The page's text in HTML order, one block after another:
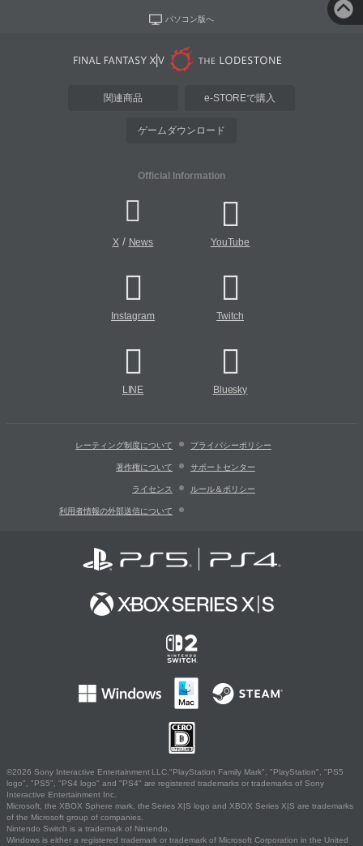
パソコン版へ
関連商品 e-STOREで購入
ゲームダウンロード
Official Information
X/ News YouTube
Instagram Twitch
LINE Bluesky
レーティング制度について プライバシーポリシー
著作権について サポートセンター
ライセンス ルール＆ポリシー
利用者情報の外部送信について
©2026 Sony Interactive Entertainment LLC."PlayStation Family Mark", "PlayStation", "PS5
logo", "PS5", "PS4 logo" and "PS4" are registered trademarks or trademarks of Sony
Interactive Entertainment Inc.
Microsoft, the XBOX Sphere mark, the Series X|S logo and XBOX Series X|S are trademarks
of the Microsoft group of companies.
Nintendo Switch is a trademark of Nintendo.
Windows is either a registered trademark or trademark of Microsoft Corporation in the United